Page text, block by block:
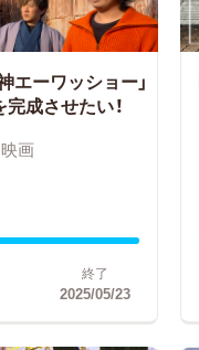
エーワッショー」
成させたい！
映画
終了
2025/05/23